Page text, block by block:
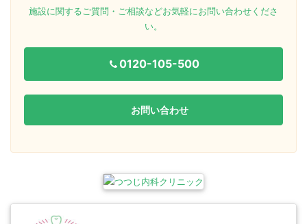
施設に関するご質問・ご相談などお気軽にお問い合わせくださ
い。
0120-105-500
お問い合わせ